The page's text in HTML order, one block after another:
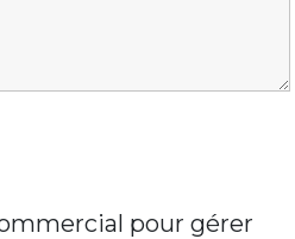
pour gérer